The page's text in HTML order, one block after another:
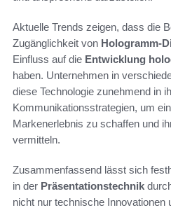
Aktuelle Trends zeigen, dass die
Zugänglichkeit von Hologramm-
Einfluss auf die Entwicklung
haben. Unternehmen in
diese Technologie zunehmend in
Kommunikationsstrategien, um
Markenerlebnis zu schaffen und
vermitteln.
Zusammenfassend lässt sich
in der Präsentationstechnik
nicht nur technische